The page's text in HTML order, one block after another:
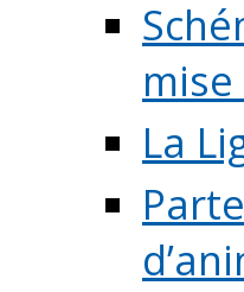
La